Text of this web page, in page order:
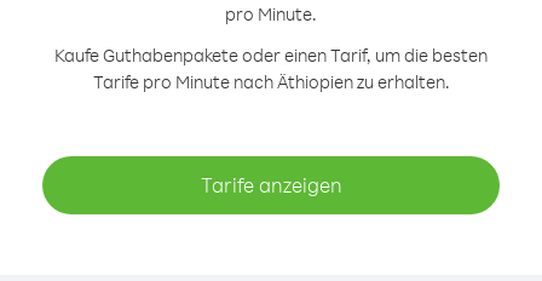
pro Minute.
Kaufe Guthabenpakete oder einen Tarif, um die besten
Tarife pro Minute nach Äthiopien zu erhalten.
Tarife anzeigen